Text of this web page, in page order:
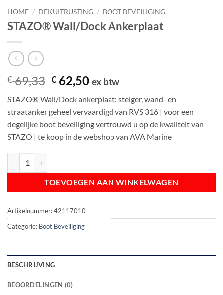
HOME / DEKUITRUSTING / BOOT BEVEILIGING
STAZO® Wall/Dock Ankerplaat
€69,33 Oorspronkelijke
prijs
was:
€ 69,33.
€ 62,50Huidige
is:
€ 62,50.
ex btw
STAZO® Wall/Dock ankerplaat: steiger, wand- en
straatanker geheel vervaardigd van RVS 316 | voor een
degelijke boot beveiliging vertrouwd u op de kwaliteit van
STAZO | te koop in de webshop van AVA Marine
TOEVOEGEN AAN WINKELWAGEN
Artikelnummer:42117010
Categorie: Boot Beveiliging
BESCHRIJVING
BEOORDELINGEN (0)